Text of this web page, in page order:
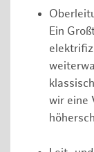
Ein
wir eine